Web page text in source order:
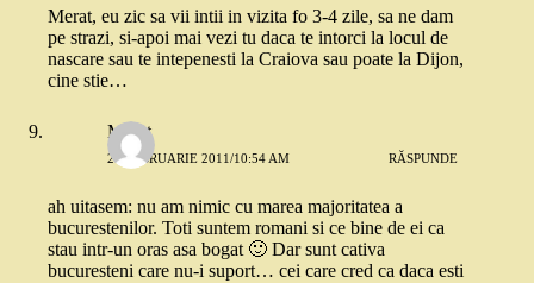
Merat, eu zic sa vii intii in vizita fo 3-4 zile, sa ne dam
pe strazi, si-apoi mai vezi tu daca te intorci la locul de
nascare sau te intepenesti la Craiova sau poate la Dijon,
cine stie…
Merat
27 FEBRUARIE 2011/10:54 AM RĂSPUNDE
ah uitasem: nu am nimic cu marea majoritatea a
bucurestenilor. Toti suntem romani si ce bine de ei ca
stau intr-un oras asa bogat 🙂 Dar sunt cativa
bucuresteni care nu-i suport… cei care cred ca daca esti